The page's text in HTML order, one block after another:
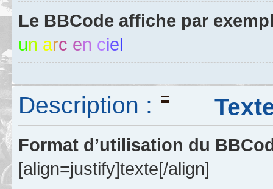
Le BBCode affiche par
un arc en ciel
Description : Texte
Format d’utilisation du
[align=justify]texte[/align]